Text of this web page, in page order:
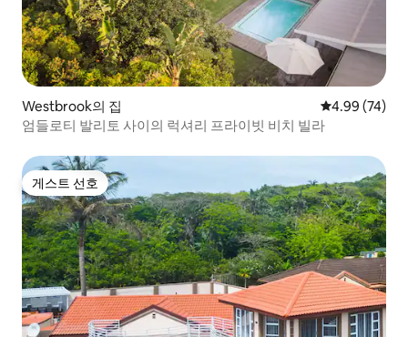
Westbrook의 집 평점 4.99점(5
4.99 (74)
엄들로티 발리토 사이의 럭셔리 프라이빗 비치 빌라
게스트 선호
게스트 선호